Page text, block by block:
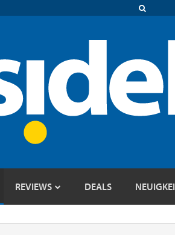
REVIEWS DEALS